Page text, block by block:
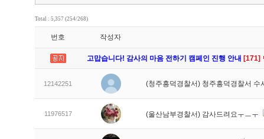
Total : 5,357 (254/268)
번호 작성자
고맙습니다! 감사의 마음 전하기 캠페인 진행 안내 [171]
12142251 (청주흥덕경찰서) 청주흥덕경찰서
11976517 (울산남부경찰서) 감사드려요ㅜㅡㅜ